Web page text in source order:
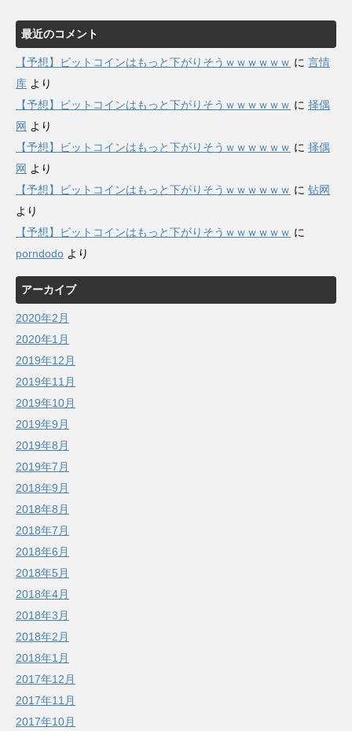
最近のコメント
【予想】ビットコインはもっと下がりそうｗｗｗｗｗｗ に 言情
库 より
【予想】ビットコインはもっと下がりそうｗｗｗｗｗｗ に 择偶
网 より
【予想】ビットコインはもっと下がりそうｗｗｗｗｗｗ に 择偶
网 より
【予想】ビットコインはもっと下がりそうｗｗｗｗｗｗ に 钻网
より
【予想】ビットコインはもっと下がりそうｗｗｗｗｗｗ に
porndodo より
アーカイブ
2020年2月
2020年1月
2019年12月
2019年11月
2019年10月
2019年9月
2019年8月
2019年7月
2018年9月
2018年8月
2018年7月
2018年6月
2018年5月
2018年4月
2018年3月
2018年2月
2018年1月
2017年12月
2017年11月
2017年10月